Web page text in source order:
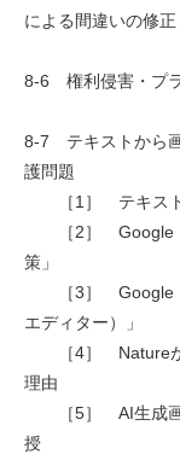
による間違いの修正
8-6 権利侵害・プ
8-7 テキストから
護問題
［1］ テキスト
［2］ Google 「
策」
［3］ Google 「
エディター）」
［4］ Natureが
理由
［5］ AI生成画
授